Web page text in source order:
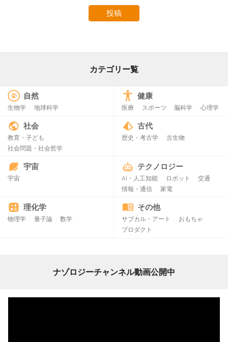
カテゴリー覧
自然
生物学 地球科学
健康
医療 スポーツ 脳科学 心理学
社会
教育・子ども
社会問題・社会哲学
古代
歴史・考古学 古生物
宇宙
宇宙
テクノロジー
AI・人工知能 ロボット
交通
情報・通信
家電
理化学
物理学 量子論 数学
その他
サブカル・アート
おもちゃ
プロダクト
ナゾロジーチャンネル動画公開中